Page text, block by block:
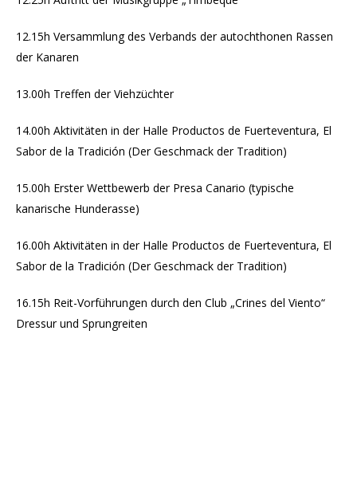
12.15h Versammlung des Verbands der autochthonen Rassen
der Kanaren
13.00h Treffen der Viehzüchter
14.00h Aktivitäten in der Halle Productos de Fuerteventura, El
Sabor de la Tradición (Der Geschmack der Tradition)
15.00h Erster Wettbewerb der Presa Canario (typische
kanarische Hunderasse)
16.00h Aktivitäten in der Halle Productos de Fuerteventura, El
Sabor de la Tradición (Der Geschmack der Tradition)
16.15h Reit-Vorführungen durch den Club „Crines del Viento“
Dressur und Sprungreiten